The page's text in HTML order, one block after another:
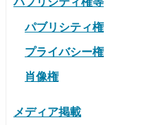
パブリシティ権
プライバシー権
肖像権
メディア掲載